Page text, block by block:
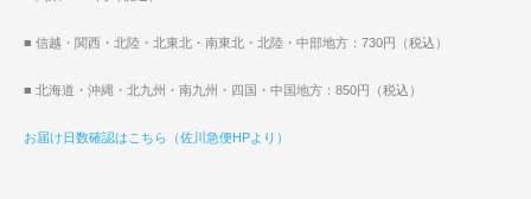
■ 信越・関西・北陸・北東北・南東北・北陸・中部地方：730円（税込）
■ 北海道・沖縄・北九州・南九州・四国・中国地方：850円（税込）
お届け日数確認はこちら（佐川急便HPより）